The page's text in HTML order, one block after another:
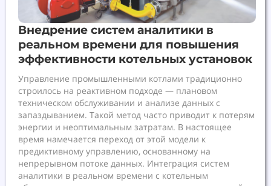
Внедрение систем аналитики в
реальном времени для повышения
эффективности котельных установок
Управление промышленными котлами традиционно
строилось на реактивном подходе — плановом
техническом обслуживании и анализе данных с
запаздыванием. Такой метод часто приводит к потерям
энергии и неоптимальным затратам. В настоящее
время намечается переход от этой модели к
предиктивному управлению, основанному на
непрерывном потоке данных. Интеграция систем
аналитики в реальном времени с котельным